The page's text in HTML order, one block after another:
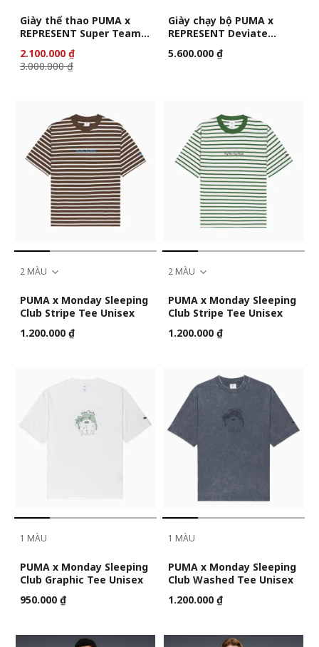
Giày thể thao PUMA x
REPRESENT Super Team
2.100.000 ₫
3.000.000 ₫
Giày chạy bộ PUMA x
REPRESENT Deviate
NITRO™ Elite 3 cho nữ
5.600.000 ₫
2 MÀU
PUMA x Monday Sleeping
Club Stripe Tee Unisex
1.200.000 ₫
2 MÀU
PUMA x Monday Sleeping
Club Stripe Tee Unisex
1.200.000 ₫
1 MÀU
PUMA x Monday Sleeping
Club Graphic Tee Unisex
950.000 ₫
1 MÀU
PUMA x Monday Sleeping
Club Washed Tee Unisex
1.200.000 ₫